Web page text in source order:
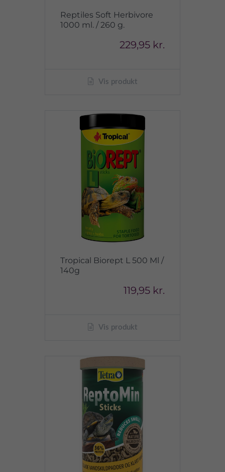
Reptiles Soft Herbivore
1000 ml. / 260 g.
229,95 kr.
Vis produkt
Tropical Biorept L 500 Ml /
140g
119,95 kr.
Vis produkt